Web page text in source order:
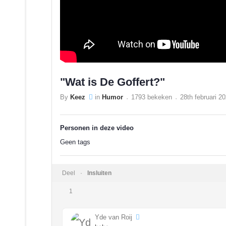
"Wat is De Goffert?"
By Keez in Humor 1793 bekeken 28th februari
Personen in deze video
Geen tags
Deel Insluiten
1
Yde van Roij